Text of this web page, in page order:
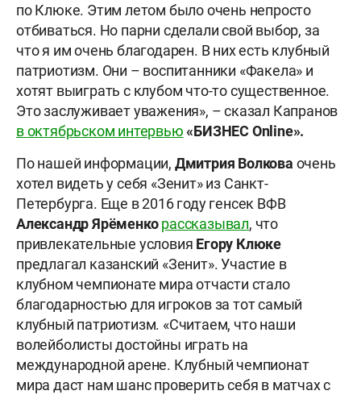
по Клюке. Этим летом было очень непросто
отбиваться. Но парни сделали свой выбор, за
что я им очень благодарен. В них есть клубный
патриотизм. Они – воспитанники «Факела» и
хотят выиграть с клубом что-то существенное.
Это заслуживает уважения», – сказал Капранов
в октябрьском интервью «БИЗНЕС Online».
По нашей информации, Дмитрия Волкова очень
хотел видеть у себя «Зенит» из Санкт-
Петербурга. Еще в 2016 году генсек ВФВ
Александр Ярёменко рассказывал, что
привлекательные условия Егору Клюке
предлагал казанский «Зенит». Участие в
клубном чемпионате мира отчасти стало
благодарностью для игроков за тот самый
клубный патриотизм. «Считаем, что наши
волейболисты достойны играть на
международной арене. Клубный чемпионат
мира даст нам шанс проверить себя в матчах с